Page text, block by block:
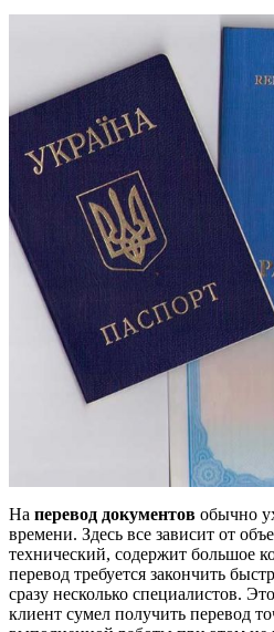
На перевод документов обычно
времени. Здесь все зависит от
технический, содержит большое
перевод требуется закончить
сразу несколько специалистов.
клиент сумел получить перевод